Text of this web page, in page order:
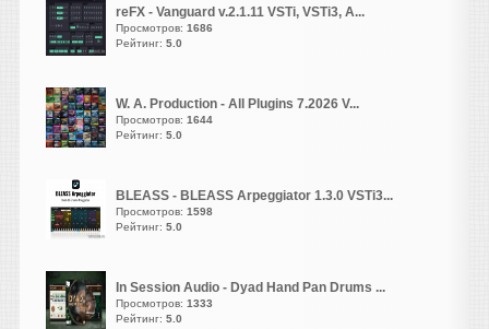
форматировать не
нужно!
отдельно скачиваем
образ WINDOWS XP!
устанвливаетет
потому ужк по инстукции
используем тот самый
ISO образ WINDOWS XP!
хотите установить образ
винды !
reFX - Vanguard v.2.1.11 VSTi, VSTi3, A...
Просмотров: 1686
Рейтинг: 5.0
W. A. Production - All Plugins 7.2026 V...
Просмотров: 1644
Рейтинг: 5.0
BLEASS - BLEASS Arpeggiator 1.3.0 VSTi3...
Просмотров: 1598
Рейтинг: 5.0
In Session Audio - Dyad Hand Pan Drums ...
Просмотров: 1333
Рейтинг: 5.0